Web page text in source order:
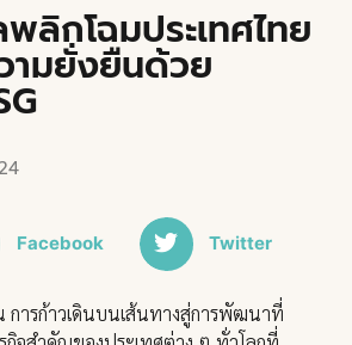
ลิกโฉมประเทศไทย
มยั่งยืนด้วย
Facebook Twitter
ารก้าวเดินบนเส้นทางสู่การพัฒนาที่